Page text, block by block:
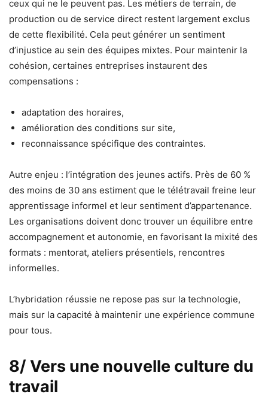
ceux qui ne le peuvent pas. Les métiers de terrain, de
production ou de service direct restent largement exclus
de cette flexibilité. Cela peut générer un sentiment
d’injustice au sein des équipes mixtes. Pour maintenir la
cohésion, certaines entreprises instaurent des
compensations :
adaptation des horaires,
amélioration des conditions sur site,
reconnaissance spécifique des contraintes.
Autre enjeu : l’intégration des jeunes actifs. Près de 60 %
des moins de 30 ans estiment que le télétravail freine leur
apprentissage informel et leur sentiment d’appartenance.
Les organisations doivent donc trouver un équilibre entre
accompagnement et autonomie, en favorisant la mixité des
formats : mentorat, ateliers présentiels, rencontres
informelles.
L’hybridation réussie ne repose pas sur la technologie,
mais sur la capacité à maintenir une expérience commune
pour tous.
8/ Vers une nouvelle culture du
travail